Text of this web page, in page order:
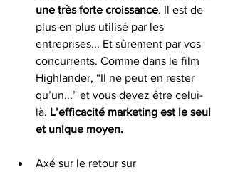
une très forte croissance. Il est de
plus en plus utilisé par les
entreprises... Et sûrement par vos
concurrents. Comme dans le film
Highlander, “Il ne peut en rester
qu’un...” et vous devez être celui-
là. L’efficacité marketing est le seul
et unique moyen.
Axé sur le retour sur